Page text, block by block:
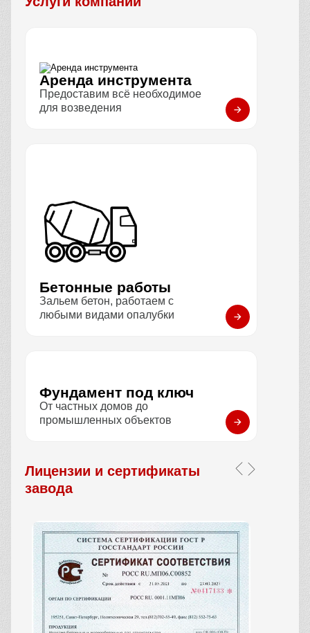
Аренда инструмента
Предоставим всё необходимое
для возведения
Бетонные работы
Зальем бетон, работаем с
любыми видами опалубки
Фундамент под ключ
От частных домов до
промышленных объектов
Лицензии и сертификаты
завода